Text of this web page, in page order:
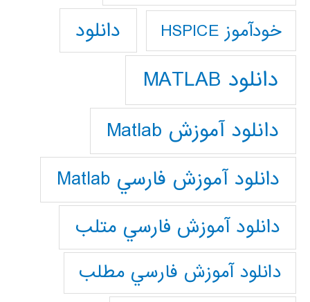
خودآموز HSPICE دانلود
دانلود MATLAB
دانلود آموزش Matlab
دانلود آموزش فارسي Matlab
دانلود آموزش فارسي متلب
دانلود آموزش فارسي مطلب